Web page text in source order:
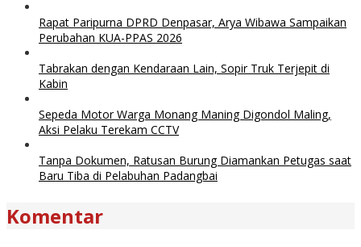
Rapat Paripurna DPRD Denpasar, Arya Wibawa Sampaikan
Perubahan KUA-PPAS 2026
Tabrakan dengan Kendaraan Lain, Sopir Truk Terjepit di
Kabin
Sepeda Motor Warga Monang Maning Digondol Maling,
Aksi Pelaku Terekam CCTV
Tanpa Dokumen, Ratusan Burung Diamankan Petugas saat
Baru Tiba di Pelabuhan Padangbai
Komentar